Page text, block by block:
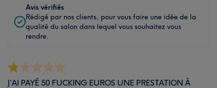
Avis vérifiés
Rédigé par nos clients, pour vous faire une idée de la
qualité du salon dans lequel vous souhaitez vous
rendre.
J’AI PAYÉ 50 FUCKING EUROS UNE PRESTATION À